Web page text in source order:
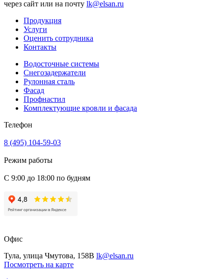
через сайт или на почту lk@elsan.ru
Продукция
Услуги
Оценить сотрудника
Контакты
Водосточные системы
Снегозадержатели
Рулонная сталь
Фасад
Профнастил
Комплектующие кровли и фасада
Телефон
8 (495) 104-59-03
Режим работы
С 9:00 до 18:00 по будням
Офис
Тула, улица Чмутова, 158В lk@elsan.ru
Посмотреть на карте